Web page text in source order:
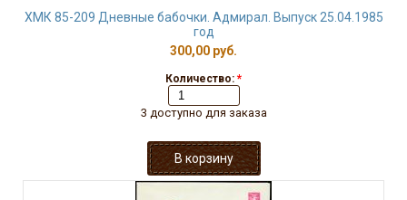
ХМК 85-209 Дневные бабочки. Адмирал. Выпуск 25.04.1985
год
300,00 руб.
Количество: *
3 доступно для заказа